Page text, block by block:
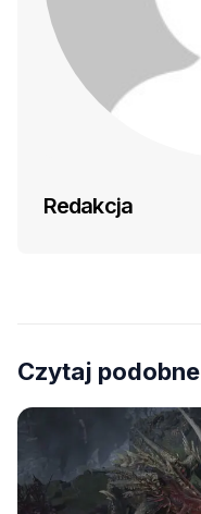
Redakcja
Czytaj podobne